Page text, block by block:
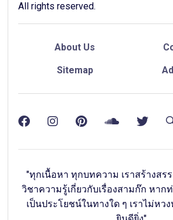
All rights reserved.
About Us
Sitemap
"ทุกเนื้อหา ทุกบทความ เราสร้างสร
วิชาความรู้เกี่ยวกับเรื่องสามก๊ก หาก
เป็นประโยชน์ในทางใด ๆ เราไม่หว